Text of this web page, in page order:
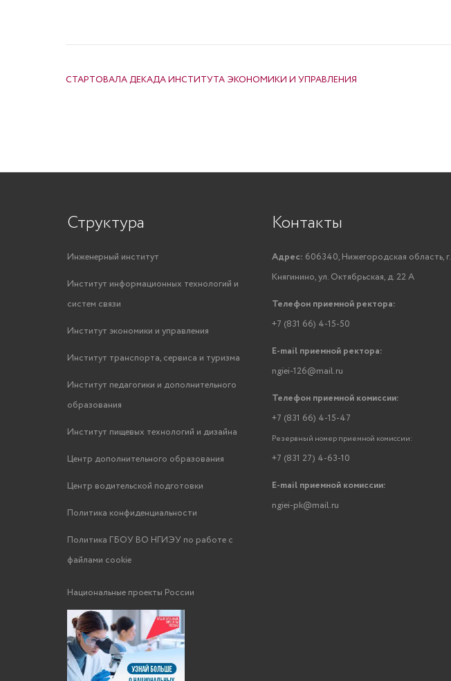
СТАРТОВАЛА ДЕКАДА ИНСТИТУТА ЭКОНОМИКИ И УПРАВЛЕНИЯ
Структура
Инженерный институт
Институт информационных технологий и
систем связи
Институт экономики и управления
Институт транспорта, сервиса и туризма
Институт педагогики и дополнительного
образования
Институт пищевых технологий и дизайна
Центр дополнительного образования
Центр водительской подготовки
Политика конфиденциальности
Политика ГБОУ ВО НГИЭУ по работе с
файлами cookie
Национальные проекты России
Контакты
Адрес: 606340, Нижегородская область, г.
Княгинино, ул. Октябрьская, д. 22 А
Телефон приемной ректора:
+7 (831 66) 4-15-50
E-mail приемной ректора:
ngiei-126@mail.ru
Телефон приемной комиссии:
+7 (831 66) 4-15-47
Резервный номер приемной комиссии:
+7 (831 27) 4-63-10
E-mail приемной комиссии:
ngiei-pk@mail.ru